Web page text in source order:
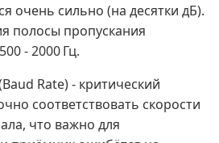
очень сильно (на десятки дБ).
полосы пропускания
- 2000 Гц.
Rate) - критический
соответствовать скорости
что важно для